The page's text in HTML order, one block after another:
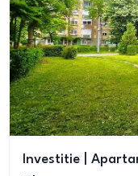
Investitie |